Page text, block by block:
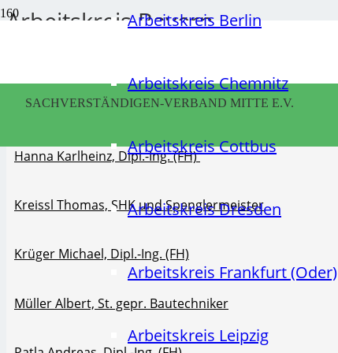
SACHVERSTÄNDIGEN-VERBAND MITTE E.V.
Arbeitskreis Berlin
Arbeitskreis Chemnitz
Arbeitskreis Cottbus
Arbeitskreis Dresden
Arbeitskreis Frankfurt (Oder)
Arbeitskreis Leipzig
Arbeitskreis Bayern
Gimpl Johann-Mathias, Dipl.-Ing. (FH)
Hanna Karlheinz, Dipl.-Ing. (FH)
Kreissl Thomas, SHK und Spenglermeister
Krüger Michael, Dipl.-Ing. (FH)
Müller Albert, St. gepr. Bautechniker